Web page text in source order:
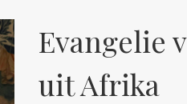
Evangelie
uit Afrika